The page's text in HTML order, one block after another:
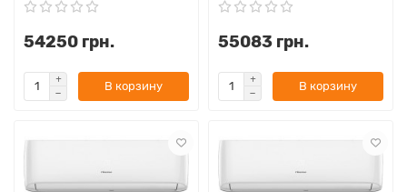
54250 грн.
В корзину
55083 грн.
В корзину